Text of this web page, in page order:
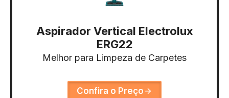
Aspirador Vertical Electrolux
ERG22
Melhor para Limpeza de Carpetes
Confira o Preço